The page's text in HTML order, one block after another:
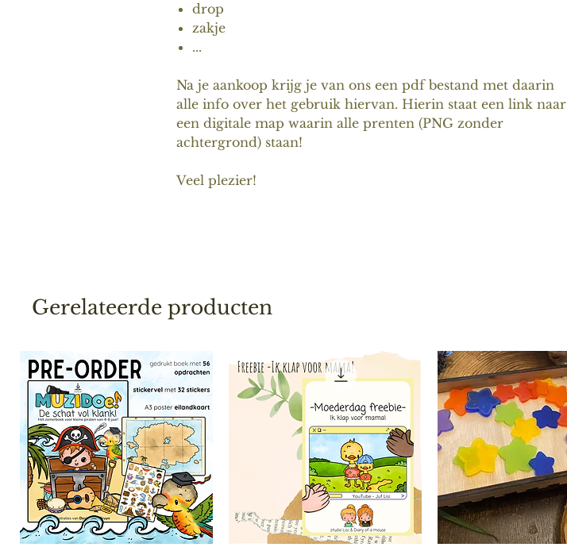
drop
zakje
...
Na je aankoop krijg je van ons een pdf bestand met daarin
alle info over het gebruik hiervan. Hierin staat een link naar
een digitale map waarin alle prenten (PNG zonder
achtergrond) staan!
Veel plezier!
Gerelateerde producten